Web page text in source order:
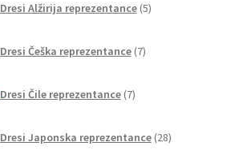
Dresi Alžirija reprezentance 5izdelkov
Dresi Češka reprezentance 7izdelkov
Dresi Čile reprezentance 7izdelkov
Dresi Japonska reprezentance 28izdelkov